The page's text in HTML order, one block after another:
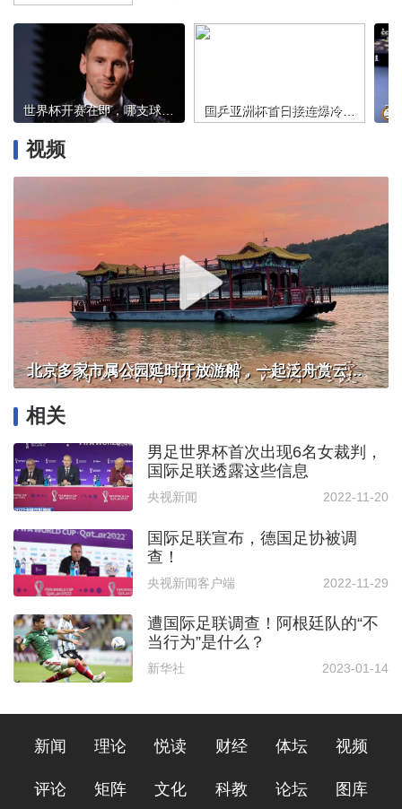
世界杯开赛在即，哪支球队身价最高？梅西C罗身价几何？ 国乒亚洲杯首日接连爆冷 两“边缘主力”出局
视频
北京多家市属公园延时开放游船，一起泛舟赏云霞！
相关
男足世界杯首次出现6名女裁判，
国际足联透露这些信息
央视新闻 2022-11-20
国际足联宣布，德国足协被调
查！
央视新闻客户端 2022-11-29
遭国际足联调查！阿根廷队的“不
当行为”是什么？
新华社 2023-01-14
新闻 理论 悦读 财经 体坛 视频
评论 矩阵 文化 科教 论坛 图库